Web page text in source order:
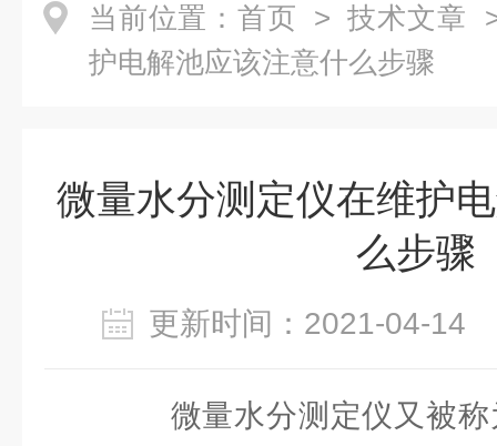
当前位置： 首页 > 技术文章
护电解池应该注意什么步骤
微量水分测定仪在维护
么步骤
更新时间：2021-04-
微量水分测定仪又被称